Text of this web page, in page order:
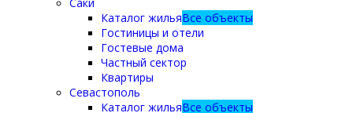
Каталог жильяВсе объекты
Гостиницы и отели
Гостевые дома
Частный сектор
Квартиры
Севастополь
Каталог жильяВсе объекты